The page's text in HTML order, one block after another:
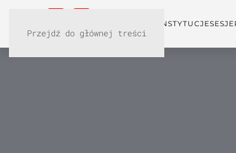
Przejdź do głównej treści
INSTYTUCJESESJE